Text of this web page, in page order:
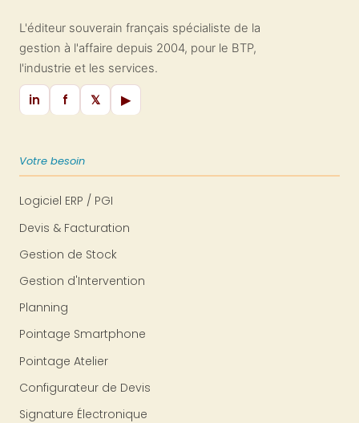
L'éditeur souverain français spécialiste de la
gestion à l'affaire depuis 2004, pour le BTP,
l'industrie et les services.
in f 𝕏 ▶
Votre besoin
Logiciel ERP / PGI
Devis & Facturation
Gestion de Stock
Gestion d'Intervention
Planning
Pointage Smartphone
Pointage Atelier
Configurateur de Devis
Signature Électronique